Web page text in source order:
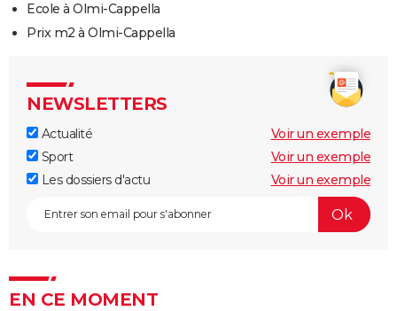
S'inscrire
Se connecter
Lycées
Collèges
Primaires
Universités
Entreprises
Service militaire
Avis de recherche
AVIS DE DÉCÈS
Bricolage
Lifestyle
Culture
Sport
Auto
Television
Voyage
Cinema
Ecole à Olmi-Cappella
Prix m2 à Olmi-Cappella
NEWSLETTERS
Actualité
Voir un exemple
Sport
Voir un exemple
Les dossiers d'actu
Voir un exemple
EN CE MOMENT